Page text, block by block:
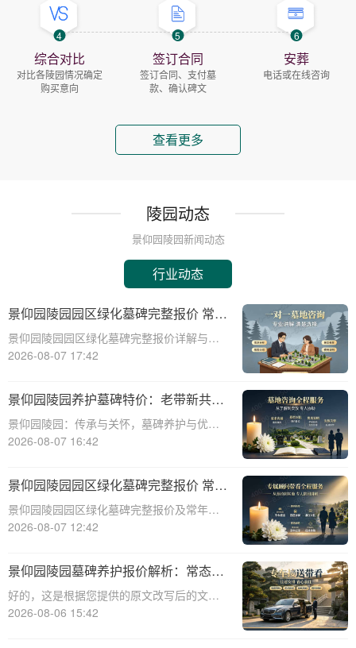
4
综合对比
对比各陵园情况确定
购买意向
5
签订合同
签订合同、支付墓
款、确认碑文
6
安葬
电话或在线咨询
查看更多
陵园动态
景仰园陵园新闻动态
行业动态
景仰园陵园园区绿化墓碑完整报价 常年
养护不收取额外费用详解与优势分析
景仰园陵园园区绿化墓碑完整报价详解与优
势分析☎ 景仰园陵园电话:400-838-5063景
力于为家属提供高质量、个性化的墓碑选择
和园区绿化服务。本文将详细介绍景
2026-08-07 17:42
景仰园陵园养护墓碑特价：老带新共享
优惠，福利大放送！
景仰园陵园：传承与关怀，墓碑养护与优惠
活动深度解析☎ 景仰园陵园电话:400-838-
优质安息之地的品牌，始终将墓碑的养护工
作放在重要位置。我们深知，墓碑不
2026-08-07 16:42
景仰园陵园园区绿化墓碑完整报价 常年
养护不收取额外费用详解
景仰园陵园园区绿化墓碑完整报价及常年养
护服务详解☎ 景仰园陵园电话:400-838-
来越注重生态环保和人文关怀。景仰园陵园
作为一家专业的陵园服务提供商，致力
2026-08-07 12:42
景仰园陵园墓碑养护报价解析：常态化
保洁服务免费说明
好的，这是根据您提供的原文改写后的文章
内容：☎ 景仰园陵园电话:400-838-5063景
2026-08-06 15:42